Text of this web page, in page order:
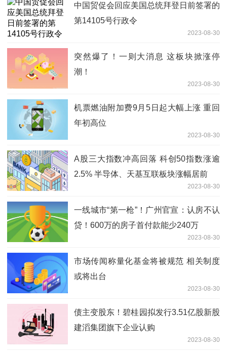
中国贸促会回应美国总统拜登日前签署的
第14105号行政令
2023-08-30
突然爆了！一则大消息 这板块掀涨停
潮！
2023-08-30
机票燃油附加费9月5日起大幅上涨 重回
年初高位
2023-08-30
A股三大指数冲高回落 科创50指数涨逾
2.5% 半导体、天基互联板块涨幅居前
2023-08-30
一线城市“第一枪”！广州官宣：认房不认
贷！600万的房子首付款能少240万
2023-08-30
市场传闻称量化基金将被规范 相关制度
或将出台
2023-08-30
债主变股东！碧桂园拟发行3.51亿股新股
建滔集团旗下企业认购
2023-08-30